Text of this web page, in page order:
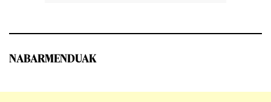
NABARMENDUAK